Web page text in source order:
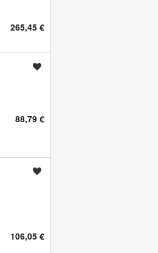
265,45 €
88,79 €
106,05 €